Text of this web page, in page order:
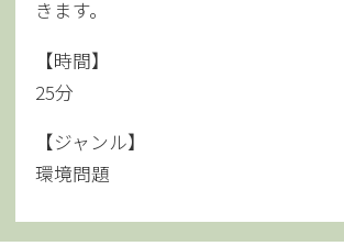
きます。
【時間】
25分
【ジャンル】
環境問題